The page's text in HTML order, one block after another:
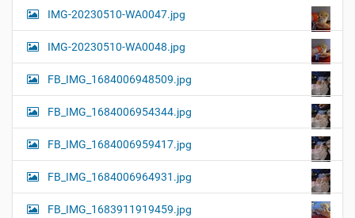
IMG-20230510-WA0047.jpg
IMG-20230510-WA0048.jpg
FB_IMG_1684006948509.jpg
FB_IMG_1684006954344.jpg
FB_IMG_1684006959417.jpg
FB_IMG_1684006964931.jpg
FB_IMG_1683911919459.jpg